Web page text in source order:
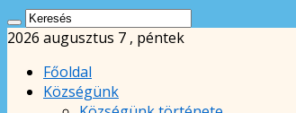
2026 augusztus 7 , péntek
Főoldal
Községünk